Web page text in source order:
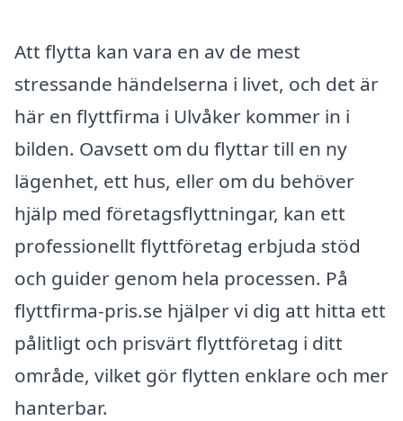
Att flytta kan vara en av de mest
stressande händelserna i livet, och det är
här en flyttfirma i Ulvåker kommer in i
bilden. Oavsett om du flyttar till en ny
lägenhet, ett hus, eller om du behöver
hjälp med företagsflyttningar, kan ett
professionellt flyttföretag erbjuda stöd
och guider genom hela processen. På
flyttfirma-pris.se hjälper vi dig att hitta ett
pålitligt och prisvärt flyttföretag i ditt
område, vilket gör flytten enklare och mer
hanterbar.